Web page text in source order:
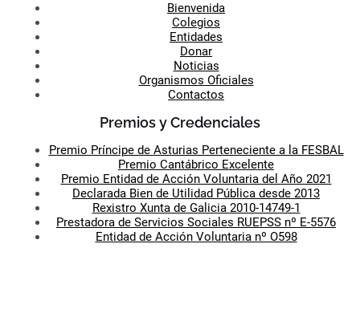
Bienvenida
Colegios
Entidades
Donar
Noticias
Organismos Oficiales
Contactos
Premios y Credenciales
Premio Príncipe de Asturias Perteneciente a la FESBAL
Premio Cantábrico Excelente
Premio Entidad de Acción Voluntaria del Año 2021
Declarada Bien de Utilidad Pública desde 2013
Rexistro Xunta de Galicia 2010-14749-1
Prestadora de Servicios Sociales RUEPSS nº E-5576
Entidad de Acción Voluntaria nº O598